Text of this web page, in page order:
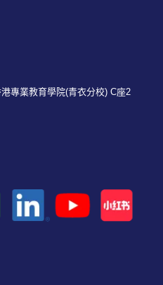
專業教育學院(青衣分校) C座2